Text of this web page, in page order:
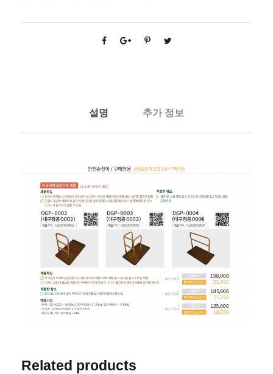
설명 추가 정보
Related products